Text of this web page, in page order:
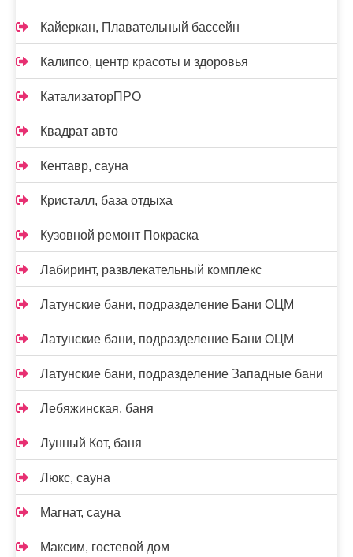
Кайеркан, Плавательный бассейн
Калипсо, центр красоты и здоровья
КатализаторПРО
Квадрат авто
Кентавр, сауна
Кристалл, база отдыха
Кузовной ремонт Покраска
Лабиринт, развлекательный комплекс
Латунские бани, подразделение Бани ОЦМ
Латунские бани, подразделение Бани ОЦМ
Латунские бани, подразделение Западные бани
Лебяжинская, баня
Лунный Кот, баня
Люкс, сауна
Магнат, сауна
Максим, гостевой дом